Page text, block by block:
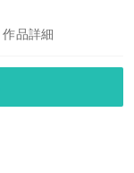
作品詳細